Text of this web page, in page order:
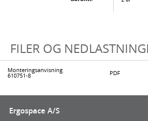
FILER OG
Monteringsanvisning
610751-8 PDF
Ergospace A/S